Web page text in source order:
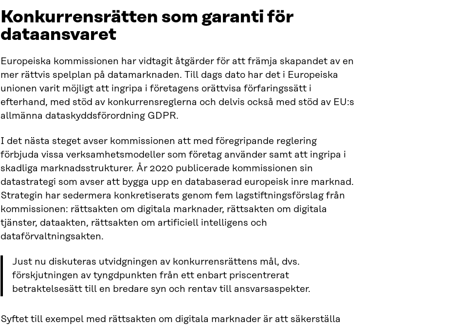
Konkurrensrätten som garanti för
dataansvaret
Europeiska kommissionen har vidtagit åtgärder för att främja skapandet av en
mer rättvis spelplan på datamarknaden. Till dags dato har det i Europeiska
unionen varit möjligt att ingripa i företagens orättvisa förfaringssätt i
efterhand, med stöd av konkurrensreglerna och delvis också med stöd av EU:s
allmänna dataskyddsförordning GDPR.
I det nästa steget avser kommissionen att med föregripande reglering
förbjuda vissa verksamhetsmodeller som företag använder samt att ingripa i
skadliga marknadsstrukturer. År 2020 publicerade kommissionen sin
datastrategi som avser att bygga upp en databaserad europeisk inre marknad.
Strategin har sedermera konkretiserats genom fem lagstiftningsförslag från
kommissionen: rättsakten om digitala marknader, rättsakten om digitala
tjänster, dataakten, rättsakten om artificiell intelligens och
dataförvaltningsakten.
Just nu diskuteras utvidgningen av konkurrensrättens mål, dvs.
förskjutningen av tyngdpunkten från ett enbart priscentrerat
betraktelsesätt till en bredare syn och rentav till ansvarsaspekter.
Syftet till exempel med rättsakten om digitala marknader är att säkerställa